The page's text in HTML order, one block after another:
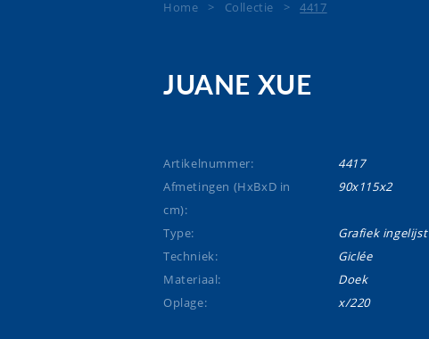
Home > Collectie >4417
JUANE XUE
Artikelnummer:
4417
Afmetingen (HxBxD in
cm):
90x115x2
Type:
Grafiek ingelijst
Techniek:
Giclée
Materiaal:
Doek
Oplage:
x/220